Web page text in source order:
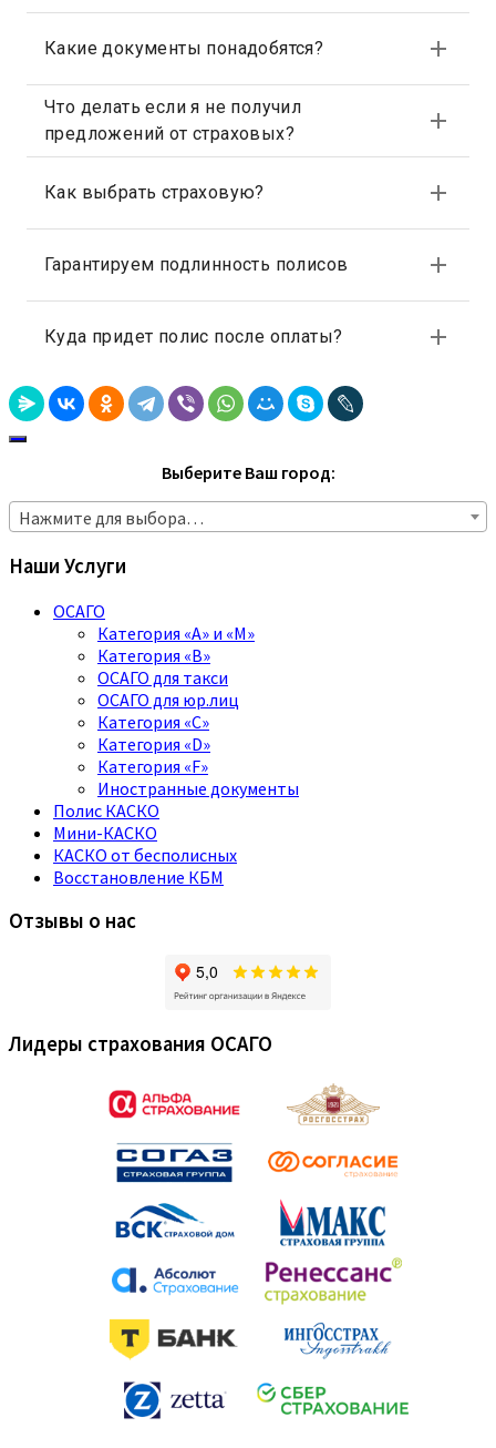
Выберите Ваш город:
Нажмите для выбора…
Наши Услуги
ОСАГО
Категория «A» и «M»
Категория «B»
ОСАГО для такси
ОСАГО для юр.лиц
Категория «C»
Категория «D»
Категория «F»
Иностранные документы
Полис КАСКО
Мини-КАСКО
КАСКО от бесполисных
Восстановление КБМ
Отзывы о нас
Лидеры страхования ОСАГО